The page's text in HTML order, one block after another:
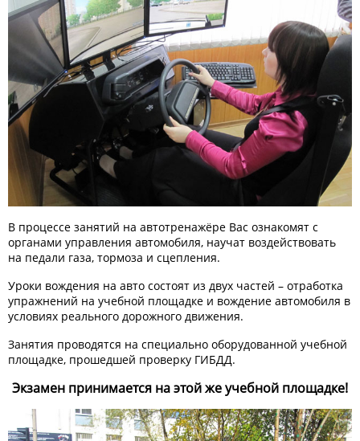
В процессе занятий на автотренажёре Вас ознакомят с
органами управления автомобиля, научат воздействовать
на педали газа, тормоза и сцепления.
Уроки вождения на авто состоят из двух частей – отработка
упражнений на учебной площадке и вождение автомобиля в
условиях реального дорожного движения.
Занятия проводятся на специально оборудованной учебной
площадке, прошедшей проверку ГИБДД.
Экзамен принимается на этой же учебной площадке!